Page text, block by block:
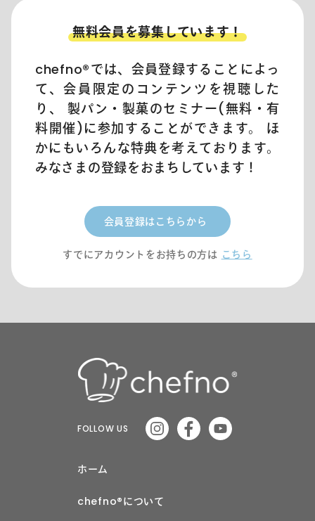
無料会員を募集しています！
chefno®︎では、会員登録することによっ
て、会員限定のコンテンツを視聴した
り、 製パン・製菓のセミナー(無料・有
料開催)に参加することができます。 ほ
かにもいろんな特典を考えております。
みなさまの登録をおまちしています！
会員登録はこちらから
すでにアカウントをお持ちの方は こちら
FOLLOW US
ホーム
chefno®︎について